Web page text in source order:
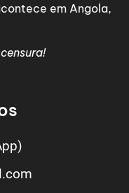
em Angola,